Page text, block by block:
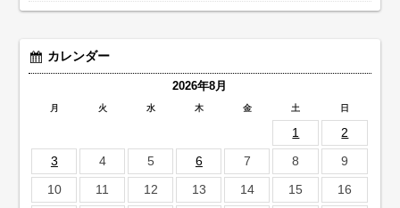
カレンダー
2026年8月
月 火 水 木 金 土 日
1
2
3
4 5 6 7 8
9
10
11 12 13 14 15
16